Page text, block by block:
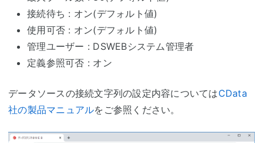
接続待ち : オン(デフォルト値)
使用可否 : オン(デフォルト値)
管理ユーザー : DSWEBシステム管理者
定義参照可否 : オン
データソースの接続文字列の設定内容についてはCData
社の製品マニュアルをご参照ください。